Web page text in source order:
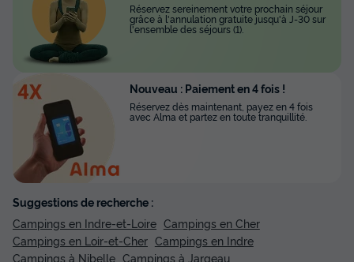
Réservez sereinement votre prochain séjour
grâce à l'annulation gratuite jusqu'à J-30 sur
l'ensemble des séjours (1).
Nouveau : Paiement en 4 fois !
Réservez dès maintenant, payez en 4 fois
avec Alma et partez en toute tranquillité.
Suggestions de recherche :
Campings en Indre-et-Loire Campings en Cher
Campings en Loir-et-Cher Campings en Indre
Campings à Nibelle Campings à Jargeau